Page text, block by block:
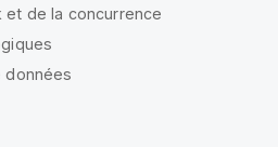
et de la concurrence
données